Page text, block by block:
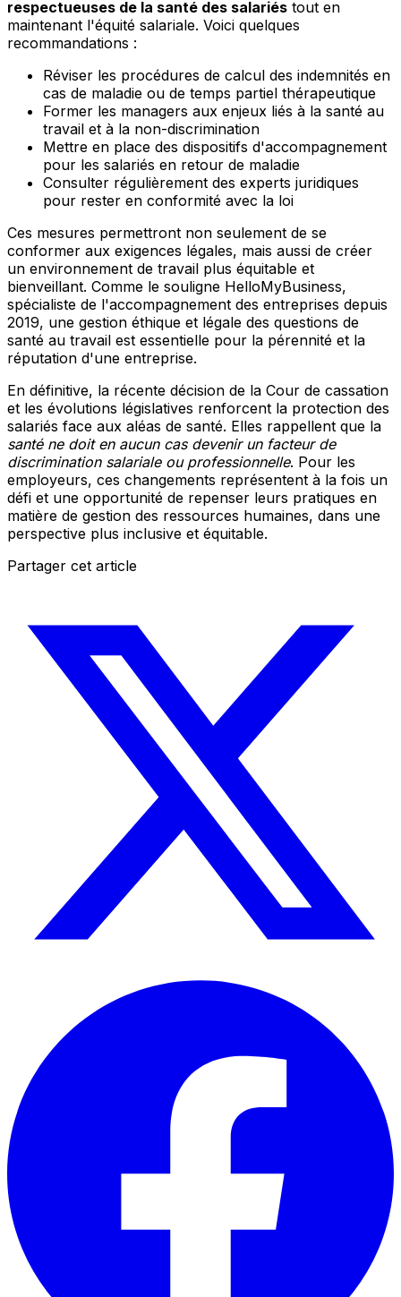
respectueuses de la santé des salariés tout en
maintenant l'équité salariale. Voici quelques
recommandations :
Réviser les procédures de calcul des indemnités en
cas de maladie ou de temps partiel thérapeutique
Former les managers aux enjeux liés à la santé au
travail et à la non-discrimination
Mettre en place des dispositifs d'accompagnement
pour les salariés en retour de maladie
Consulter régulièrement des experts juridiques
pour rester en conformité avec la loi
Ces mesures permettront non seulement de se
conformer aux exigences légales, mais aussi de créer
un environnement de travail plus équitable et
bienveillant. Comme le souligne HelloMyBusiness,
spécialiste de l'accompagnement des entreprises depuis
2019, une gestion éthique et légale des questions de
santé au travail est essentielle pour la pérennité et la
réputation d'une entreprise.
En définitive, la récente décision de la Cour de cassation
et les évolutions législatives renforcent la protection des
salariés face aux aléas de santé. Elles rappellent que la
santé ne doit en aucun cas devenir un facteur de
discrimination salariale ou professionnelle. Pour les
employeurs, ces changements représentent à la fois un
défi et une opportunité de repenser leurs pratiques en
matière de gestion des ressources humaines, dans une
perspective plus inclusive et équitable.
Partager cet article